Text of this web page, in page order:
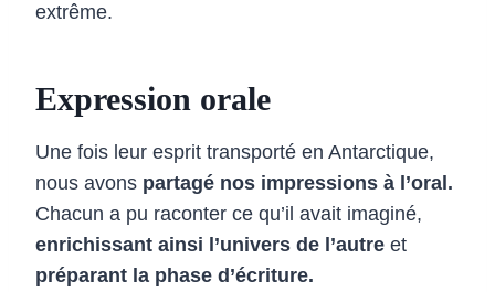
extrême.
Expression orale
Une fois leur esprit transporté en Antarctique,
nous avons partagé nos impressions à l’oral.
Chacun a pu raconter ce qu’il avait imaginé,
enrichissant ainsi l’univers de l’autre et
préparant la phase d’écriture.